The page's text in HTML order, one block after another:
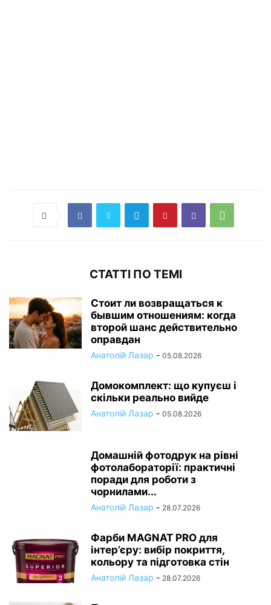
СТАТТІ ПО ТЕМІ
Стоит ли возвращаться к
бывшим отношениям: когда
второй шанс действительно
оправдан
Анатолій Лазар - 05.08.2026
Домокомплект: що купуєш і
скільки реально вийде
Анатолій Лазар - 05.08.2026
Домашній фотодрук на рівні
фотолабораторії: практичні
поради для роботи з
чорнилами...
Анатолій Лазар - 28.07.2026
Фарби MAGNAT PRO для
інтер’єру: вибір покриття,
кольору та підготовка стін
Анатолій Лазар - 28.07.2026